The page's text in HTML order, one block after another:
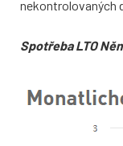
nekontrolovaných
Spotřeba LTO